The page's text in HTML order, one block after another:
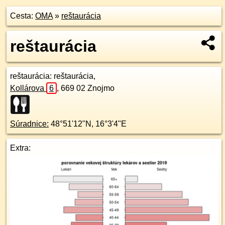
Cesta: OMA» reštaurácia
reštaurácia
reštaurácia: reštaurácia,
Kollárova
6 , 669 02 Znojmo
Súradnice: 48°51'12"N , 16°3'4"E
Extra: